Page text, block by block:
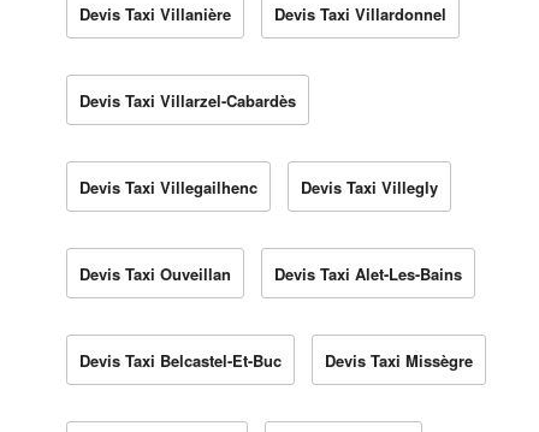
Devis Taxi Villanière Devis Taxi Villardonnel
Devis Taxi Villarzel-Cabardès
Devis Taxi Villegailhenc Devis Taxi Villegly
Devis Taxi Ouveillan Devis Taxi Alet-Les-Bains
Devis Taxi Belcastel-Et-Buc Devis Taxi Missègre